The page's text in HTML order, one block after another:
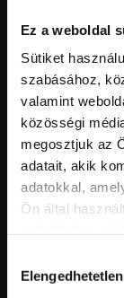
Ez a weboldal
Sütiket
szabásához,
valamint
közösségi
megosztjuk az
adatait, akik
adatokkal,
Ön által
kiválasztása
Elengedhetetlen